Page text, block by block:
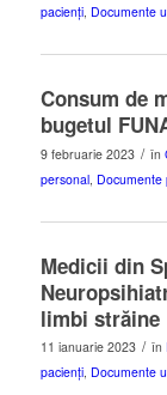
pacienți, Documente
Consum de
bugetul
9 februarie 2023 / în
personal, Documente
Medicii din
limbi străine
11 ianuarie 2023 / în
pacienți, Documente